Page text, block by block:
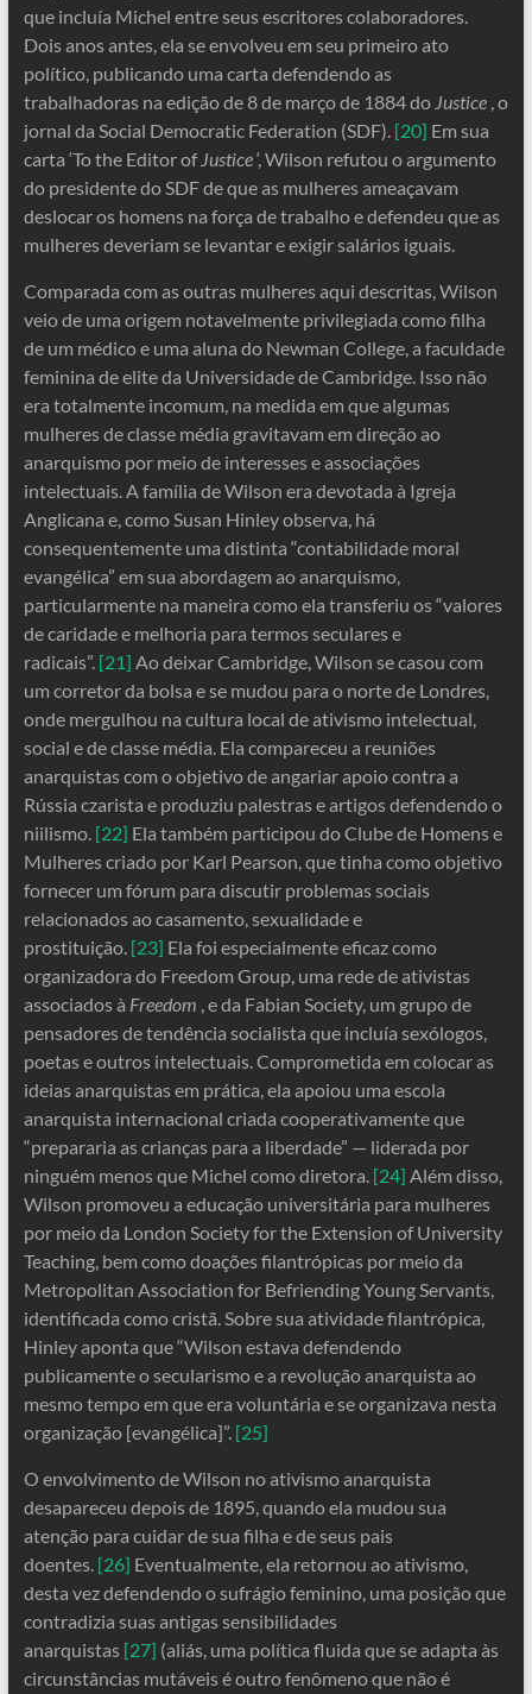
que incluía Michel entre seus escritores colaboradores.
Dois anos antes, ela se envolveu em seu primeiro ato
político, publicando uma carta defendendo as
trabalhadoras na edição de 8 de março de 1884 doJustice, o
jornal da Social Democratic Federation (SDF).[20] Em sua
carta ‘To the Editor ofJustice‘, Wilson refutou o argumento
do presidente do SDF de que as mulheres ameaçavam
deslocar os homens na força de trabalho e defendeu que as
mulheres deveriam se levantar e exigir salários iguais.
Comparada com as outras mulheres aqui descritas, Wilson
veio de uma origem notavelmente privilegiada como filha
de um médico e uma aluna do Newman College, a faculdade
feminina de elite da Universidade de Cambridge. Isso não
era totalmente incomum, na medida em que algumas
mulheres de classe média gravitavam em direção ao
anarquismo por meio de interesses e associações
intelectuais. A família de Wilson era devotada à Igreja
Anglicana e, como Susan Hinley observa, há
consequentemente uma distinta “contabilidade moral
evangélica” em sua abordagem ao anarquismo,
particularmente na maneira como ela transferiu os “valores
de caridade e melhoria para termos seculares e
radicais”. [21] Ao deixar Cambridge, Wilson se casou com
um corretor da bolsa e se mudou para o norte de Londres,
onde mergulhou na cultura local de ativismo intelectual,
social e de classe média. Ela compareceu a reuniões
anarquistas com o objetivo de angariar apoio contra a
Rússia czarista e produziu palestras e artigos defendendo o
niilismo. [22] Ela também participou do Clube de Homens e
Mulheres criado por Karl Pearson, que tinha como objetivo
fornecer um fórum para discutir problemas sociais
relacionados ao casamento, sexualidade e
prostituição. [23] Ela foi especialmente eficaz como
organizadora do Freedom Group, uma rede de ativistas
associados à Freedom , e da Fabian Society, um grupo de
pensadores de tendência socialista que incluía sexólogos,
poetas e outros intelectuais. Comprometida em colocar as
ideias anarquistas em prática, ela apoiou uma escola
anarquista internacional criada cooperativamente que
“prepararia as crianças para a liberdade” — liderada por
ninguém menos que Michel como diretora. [24] Além disso,
Wilson promoveu a educação universitária para mulheres
por meio da London Society for the Extension of University
Teaching, bem como doações filantrópicas por meio da
Metropolitan Association for Befriending Young Servants,
identificada como cristã. Sobre sua atividade filantrópica,
Hinley aponta que “Wilson estava defendendo
publicamente o secularismo e a revolução anarquista ao
mesmo tempo em que era voluntária e se organizava nesta
organização [evangélica]”. [25]
O envolvimento de Wilson no ativismo anarquista
desapareceu depois de 1895, quando ela mudou sua
atenção para cuidar de sua filha e de seus pais
doentes. [26] Eventualmente, ela retornou ao ativismo,
desta vez defendendo o sufrágio feminino, uma posição que
contradizia suas antigas sensibilidades
anarquistas [27] (aliás, uma política fluida que se adapta às
circunstâncias mutáveis ​​é outro fenômeno que não é